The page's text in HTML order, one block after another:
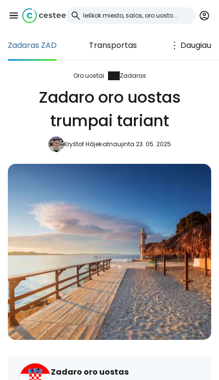
Zadaras ZAD Transportas Daugiau
Oro uostai Zadaras
Zadaro oro uostas
trumpai tariant
Kryštof Hájekatnaujinta 23. 05. 2025
Zadaro oro uostas
Prisijunkite prie
Cestee
... pasaulinė kelionių bendruomenė
Tęsti su Google
Tęsti el. paštu